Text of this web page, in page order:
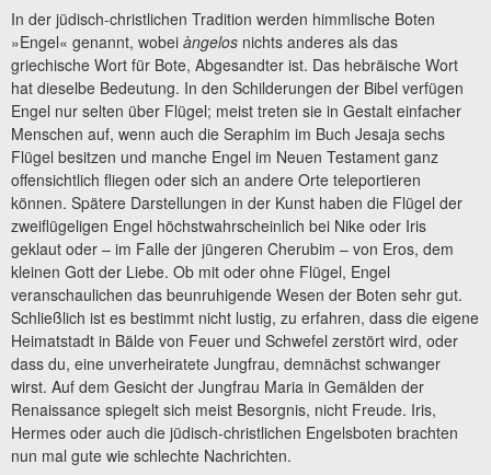
In der jüdisch-christlichen Tradition werden himmlische Boten
»Engel« genannt, wobei àngelos nichts anderes als das
griechische Wort für Bote, Abgesandter ist. Das hebräische Wort
hat dieselbe Bedeutung. In den Schilderungen der Bibel verfügen
Engel nur selten über Flügel; meist treten sie in Gestalt einfacher
Menschen auf, wenn auch die Seraphim im Buch Jesaja sechs
Flügel besitzen und manche Engel im Neuen Testament ganz
offensichtlich fliegen oder sich an andere Orte teleportieren
können. Spätere Darstellungen in der Kunst haben die Flügel der
zweiflügeligen Engel höchstwahrscheinlich bei Nike oder Iris
geklaut oder – im Falle der jüngeren Cherubim – von Eros, dem
kleinen Gott der Liebe. Ob mit oder ohne Flügel, Engel
veranschaulichen das beunruhigende Wesen der Boten sehr gut.
Schließlich ist es bestimmt nicht lustig, zu erfahren, dass die eigene
Heimatstadt in Bälde von Feuer und Schwefel zerstört wird, oder
dass du, eine unverheiratete Jungfrau, demnächst schwanger
wirst. Auf dem Gesicht der Jungfrau Maria in Gemälden der
Renaissance spiegelt sich meist Besorgnis, nicht Freude. Iris,
Hermes oder auch die jüdisch-christlichen Engelsboten brachten
nun mal gute wie schlechte Nachrichten.